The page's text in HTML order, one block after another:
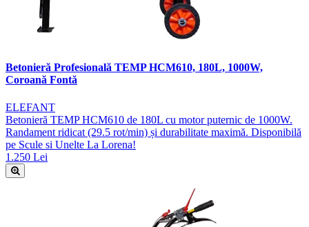
Betonieră Profesională TEMP HCM610, 180L, 1000W,
Coroană Fontă
ELEFANT
Betonieră TEMP HCM610 de 180L cu motor puternic de 1000W.
Randament ridicat (29.5 rot/min) și durabilitate maximă. Disponibilă
pe Scule si Unelte La Lorena!
1.250 Lei